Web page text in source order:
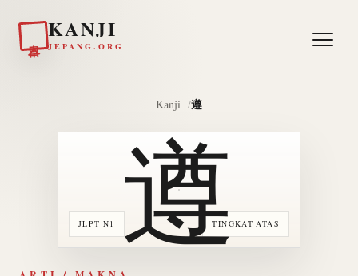
KANJI
JEPANG.ORG
Kanji 遵
JLPT N1 TINGKAT ATAS
遵